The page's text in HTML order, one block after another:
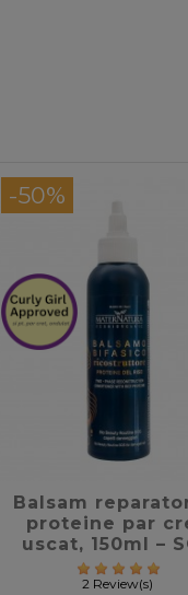
-50%
Balsam
proteine par
uscat, 150ml –
Maternatura
2 Review(s)